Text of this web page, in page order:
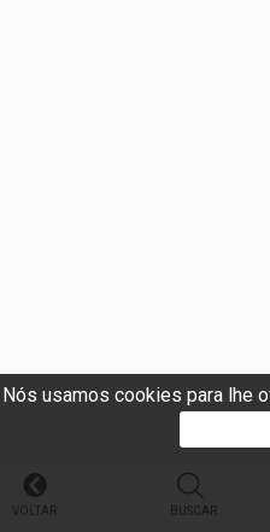
Nós usamos cookies para lhe
VOLTAR BUSCAR